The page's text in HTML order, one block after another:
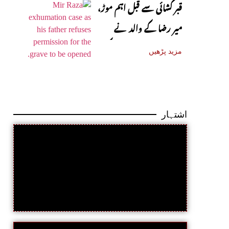
قبر کشائی سے قبل اہم موڑ،
میر رضا کے والد نے
اجازت دینے سے انکار کر دیا
مزید پڑھیں
اشتہار